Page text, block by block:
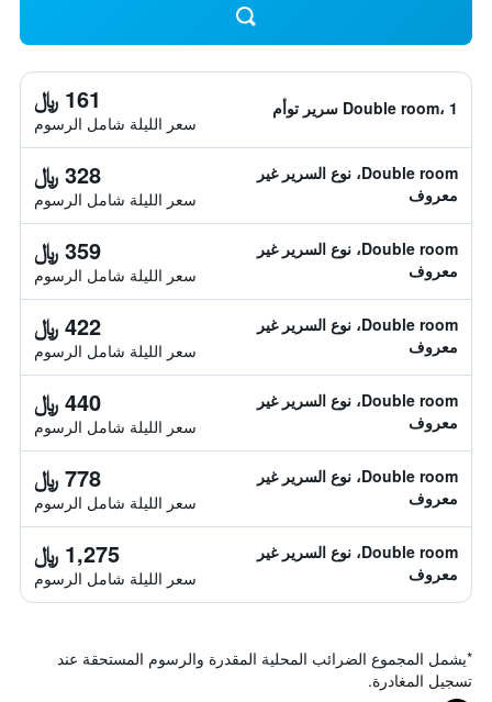
Double room، 1 سرير توأم 161 ﷼
سعر الليلة شامل الرسوم
Double room، نوع السرير غير
معروف
328 ﷼
سعر الليلة شامل الرسوم
Double room، نوع السرير غير
معروف
359 ﷼
سعر الليلة شامل الرسوم
Double room، نوع السرير غير
معروف
422 ﷼
سعر الليلة شامل الرسوم
Double room، نوع السرير غير
معروف
440 ﷼
سعر الليلة شامل الرسوم
Double room، نوع السرير غير
معروف
778 ﷼
سعر الليلة شامل الرسوم
Double room، نوع السرير غير
معروف
1,275 ﷼
سعر الليلة شامل الرسوم
*يشمل المجموع الضرائب المحلية المقدرة والرسوم المستحقة عند
تسجيل المغادرة.